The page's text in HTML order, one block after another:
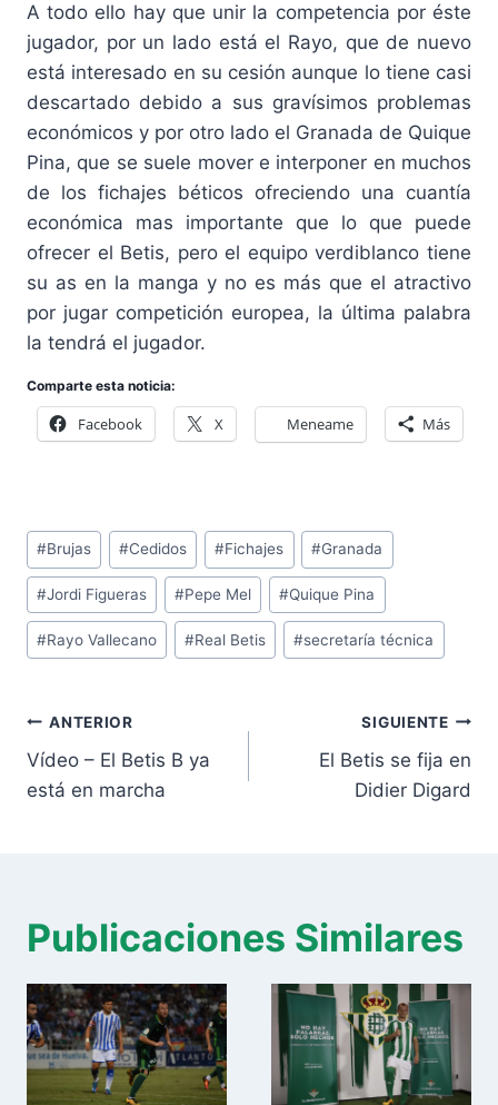
A todo ello hay que unir la competencia por éste
jugador, por un lado está el Rayo, que de nuevo
está interesado en su cesión aunque lo tiene casi
descartado debido a sus gravísimos problemas
económicos y por otro lado el Granada de Quique
Pina, que se suele mover e interponer en muchos
de los fichajes béticos ofreciendo una cuantía
económica mas importante que lo que puede
ofrecer el Betis, pero el equipo verdiblanco tiene
su as en la manga y no es más que el atractivo
por jugar competición europea, la última palabra
la tendrá el jugador.
Comparte esta noticia:
Facebook X Meneame Más
Etiquetas
de
la
entrada:
#Brujas #Cedidos #Fichajes #Granada
#Jordi Figueras #Pepe Mel #Quique Pina
#Rayo Vallecano #Real Betis #secretaría técnica
Navegación
de
entradas
ANTERIOR
Vídeo – El Betis B ya
está en marcha
SIGUIENTE
El Betis se fija en
Didier Digard
Publicaciones Similares